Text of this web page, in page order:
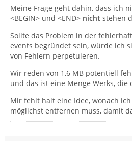
Meine Frage geht dahin, dass ich
<BEGIN> und <END> nicht stehen
Sollte das Problem in der
events begründet sein, würde ich
von Fehlern perpetuieren.
Wir reden von 1,6 MB potentiell
und das ist eine Menge Werks, die
Mir fehlt halt eine Idee, wonach
möglichst entfernen muss, damit